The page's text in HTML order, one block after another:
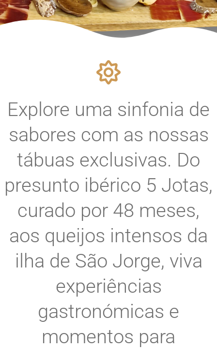
Explore uma sinfonia de
sabores com as nossas
tábuas exclusivas. Do
presunto ibérico 5 Jotas,
curado por 48 meses,
aos queijos intensos da
ilha de São Jorge, viva
experiências
gastronómicas e
momentos para